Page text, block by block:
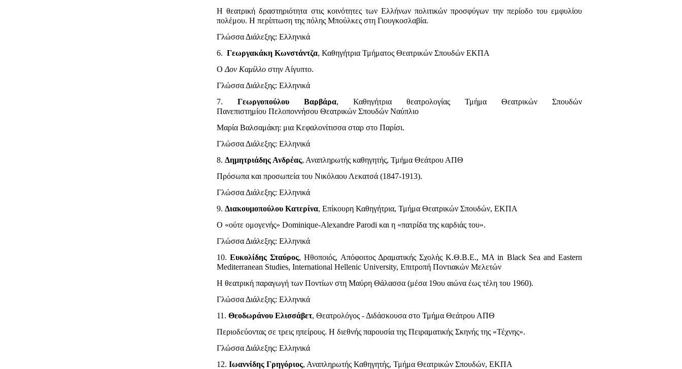
Η θεατρική δραστηριότητα στις κοινότητες των Ελλήνων πολιτικών προσφύγων την περίοδο του εμφυλίου
πολέμου. Η περίπτωση της πόλης Μπούλκες στη Γιουγκοσλαβία.
Γλώσσα Διάλεξης: Eλληνικά
6. Γεωργακάκη Κωνστάντζα, Καθηγήτρια Τμήματος Θεατρικών Σπουδών ΕΚΠΑ
Ο Δον Καμίλλο στην Αίγυπτο.
Γλώσσα Διάλεξης: Eλληνικά
7. Γεωργοπούλου Βαρβάρα, Καθηγήτρια θεατρολογίας Τμήμα Θεατρικών Σπουδών
Πανεπιστημίου Πελοποννήσου Θεατρικών Σπουδών Ναύπλιο
Μαρία Βαλσαμάκη: μια Κεφαλονίτισσα σταρ στο Παρίσι.
Γλώσσα Διάλεξης: Eλληνικά
8. Δημητριάδης Ανδρέας, Αναπληρωτής καθηγητής, Τμήμα Θεάτρου ΑΠΘ
Πρόσωπα και προσωπεία του Νικόλαου Λεκατσά (1847-1913).
Γλώσσα Διάλεξης: Eλληνικά
9. Διακουμοπούλου Κατερίνα, Επίκουρη Καθηγήτρια, Τμήμα Θεατρικών Σπουδών, ΕΚΠΑ
Ο «ούτε ομογενής» Dominique-Alexandre Parodi και η «πατρίδα της καρδιάς του».
Γλώσσα Διάλεξης: Eλληνικά
10.Ευκολίδης Σταύρος,Ηθοποιός, Απόφοιτος Δραματικής Σχολής Κ.Θ.Β.Ε., MA in Black Sea and Eastern
Mediterranean Studies, International Hellenic University, Επιτροπή Ποντιακών Μελετών
Η θεατρική παραγωγή των Ποντίων στη Μαύρη Θάλασσα (μέσα 19ου αιώνα έως τέλη του 1960).
Γλώσσα Διάλεξης: Eλληνικά
11. Θεοδωράνου Ελισσάβετ, Θεατρολόγος - Διδάσκουσα στο Τμήμα Θεάτρου ΑΠΘ
Περιοδεύοντας σε τρεις ηπείρους. Η διεθνής παρουσία της Πειραματικής Σκηνής της «Τέχνης».
Γλώσσα Διάλεξης: Eλληνικά
12. Ιωαννίδης Γρηγόριος, Αναπληρωτής Καθηγητής, Τμήμα Θεατρικών Σπουδών, ΕΚΠΑ